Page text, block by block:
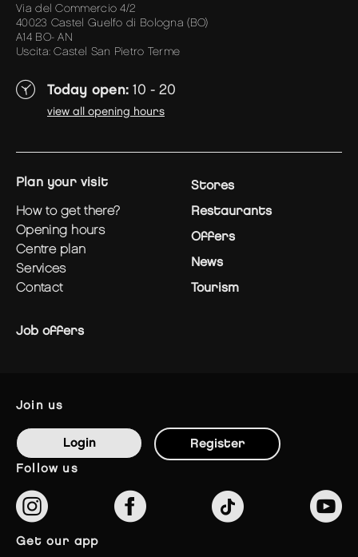
Via del Commercio 4/2
40023 Castel Guelfo di Bologna (BO)
A14 BO- AN
Uscita: Castel San Pietro Terme
Today open: 10 - 20
view all opening hours
plan your visit
how to get there?
opening hours
centre plan
services
contact
Stores
Restaurants
Offers
News
Tourism
Job offers
join us
Login Register
follow us
get our app